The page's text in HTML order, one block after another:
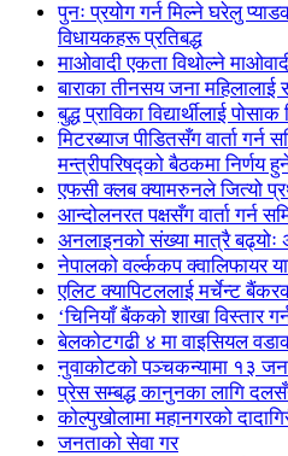
पुनः प्रयोग गर्न मिल्ने घरेलु
विधायकहरू प्रतिबद्ध
माओवादी एकता विथोल्ने
बाराका तीनसय जना महिलालाई
बुद्ध प्राविका विद्यार्थीलाई
मिटरब्याज पीडितसँग वार्ता गर्न
मन्त्रीपरिषद्को बैठकमा निर्णय
एफसी क्लब क्यामरुनले जित्यो
आन्दोलनरत पक्षसँग वार्ता गर्न
अनलाइनको संख्या मात्रै बढ्योः
नेपालको वर्ल्ककप क्वालिफायर
एलिट क्यापिटललाई मर्चेन्ट
‘चिनियाँ बैंकको शाखा विस्तार
बेलकोटगढी ४ मा वाइसियल
नुवाकोटको पञ्चकन्यामा १३
प्रेस सम्बद्ध कानुनका लागि
कोल्पुखोलामा महानगरको
जनताको सेवा गर